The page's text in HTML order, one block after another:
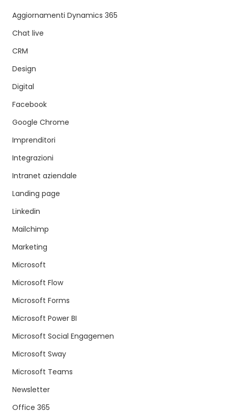
Aggiornamenti Dynamics 365
Chat live
CRM
Design
Digital
Facebook
Google Chrome
Imprenditori
Integrazioni
Intranet aziendale
Landing page
Linkedin
Mailchimp
Marketing
Microsoft
Microsoft Flow
Microsoft Forms
Microsoft Power BI
Microsoft Social Engagemen
Microsoft Sway
Microsoft Teams
Newsletter
Office 365